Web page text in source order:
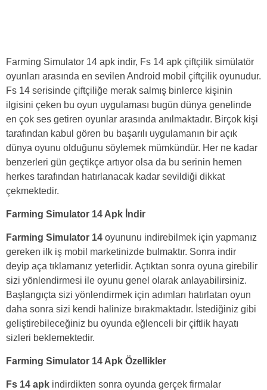
Farming Simulator 14 apk indir, Fs 14 apk çiftçilik simülatör
oyunları arasında en sevilen Android mobil çiftçilik oyunudur.
Fs 14 serisinde çiftçiliğe merak salmış binlerce kişinin
ilgisini çeken bu oyun uygulaması bugün dünya genelinde
en çok ses getiren oyunlar arasında anılmaktadır. Birçok kişi
tarafından kabul gören bu başarılı uygulamanın bir açık
dünya oyunu olduğunu söylemek mümkündür. Her ne kadar
benzerleri gün geçtikçe artıyor olsa da bu serinin hemen
herkes tarafından hatırlanacak kadar sevildiği dikkat
çekmektedir.
Farming Simulator 14 Apk İndir
Farming Simulator 14 oyununu indirebilmek için yapmanız
gereken ilk iş mobil marketinizde bulmaktır. Sonra indir
deyip aça tıklamanız yeterlidir. Açtıktan sonra oyuna girebilir
sizi yönlendirmesi ile oyunu genel olarak anlayabilirsiniz.
Başlangıçta sizi yönlendirmek için adımları hatırlatan oyun
daha sonra sizi kendi halinize bırakmaktadır. İstediğiniz gibi
geliştirebileceğiniz bu oyunda eğlenceli bir çiftlik hayatı
sizleri beklemektedir.
Farming Simulator 14 Apk Özellikler
Fs 14 apk indirdikten sonra oyunda gerçek firmalar